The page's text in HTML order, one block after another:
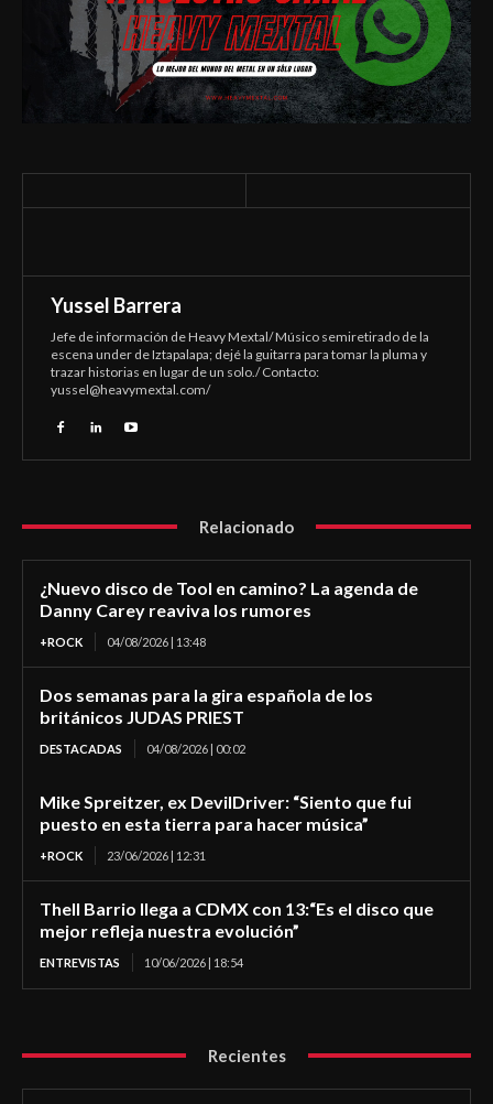
Yussel Barrera
Jefe de información de Heavy Mextal/ Músico semiretirado de la
escena under de Iztapalapa; dejé la guitarra para tomar la pluma y
trazar historias en lugar de un solo./ Contacto:
yussel@heavymextal.com/
Relacionado
¿Nuevo disco de Tool en camino? La agenda de
Danny Carey reaviva los rumores
+ROCK 04/08/2026 | 13:48
Dos semanas para la gira española de los
británicos JUDAS PRIEST
DESTACADAS 04/08/2026 | 00:02
Mike Spreitzer, ex DevilDriver: “Siento que fui
puesto en esta tierra para hacer música”
+ROCK 23/06/2026 | 12:31
Thell Barrio llega a CDMX con 13:“Es el disco que
mejor refleja nuestra evolución”
ENTREVISTAS 10/06/2026 | 18:54
Recientes